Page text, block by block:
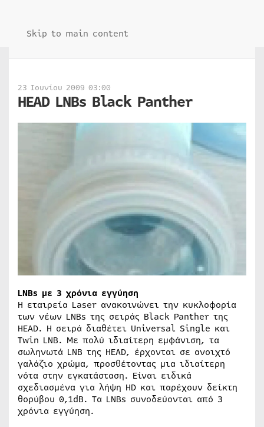
Skip to main content
23 Ιουνίου 2009 03:00
HEAD LNBs Black Panther
LNBs με 3 χρόνια εγγύηση
Η εταιρεία Laser ανακοινώνει την κυκλοφορία
των νέων LNBs της σειράς Black Panther της
HEAD. Η σειρά διαθέτει Universal Single και
Twin LNB. Με πολύ ιδιαίτερη εμφάνιση, τα
σωληνωτά LNB της HEAD, έρχονται σε ανοιχτό
γαλάζιο χρώμα, προσθέτοντας μια ιδιαίτερη
νότα στην εγκατάσταση. Είναι ειδικά
σχεδιασμένα για λήψη HD και παρέχουν δείκτη
θορύβου 0,1dB. Τα LNBs συνοδεύονται από 3
χρόνια εγγύηση.